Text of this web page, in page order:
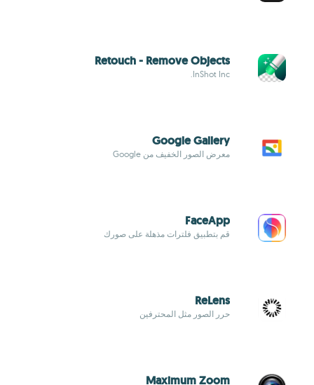
Retouch - Remove Objects
InShot Inc.
Google Gallery
معرض الصور الخفيف من Google
FaceApp
قم بتطبيق فلترات مذهلة على صورك
ReLens
حرر الصور مثل المحترفين
Maximum Zoom